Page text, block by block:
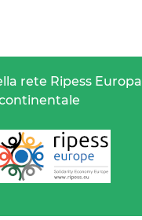
rete Ripess Europa